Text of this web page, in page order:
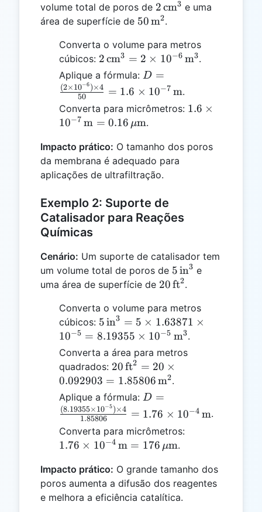
volume total de poros de 2 \,
\text{cm}^3
2cm3 e uma
área de superfície de 50 \,
50m2.
Converta o volume para metros
cúbicos: 2 \,
\text{cm}^3
= 2 \times
10^{-6} \,
\text{m}^3
2cm3 = 2 × 10−6 m3.
Aplique a fórmula: D =
\frac{(2
\times
10^{-6})
\times 4}
{50} =
1.6
\times
10^{-7}
\text{m}
D =
50
(2×10−6)×4 = 1.6 × 10−7 m.
Converta para micrômetros: 1.6 \times
0.16 \,
1.6 ×
10−7 m = 0.16 μm.
Impacto prático: O tamanho dos poros
da membrana é adequado para
aplicações de ultrafiltração.
Exemplo 2: Suporte de
Catalisador para Reações
Químicas
Cenário: Um suporte de catalisador tem
um volume total de poros de 5 \,
\text{in}^3
5in3 e
uma área de superfície de 20 \,
20ft2.
Converta o volume para metros
cúbicos: 5 \,
\text{in}^3
= 5 \times
1.63871
\times
10^{-5} =
8.19355
\times
10^{-5} \,
\text{m}^3
5in3 = 5 × 1.63871 ×
10−5 = 8.19355 × 10−5 m3.
Converta a área para metros
quadrados: 20 \,
\text{ft}^2
= 20 \times
0.092903 =
1.85806 \,
\text{m}^2
20ft2 = 20 ×
0.092903 = 1.85806m2.
Aplique a fórmula: D =
\frac{(8.19355
10^{-5})
\times 4}
{1.85806} =
1.76 \times
10^{-4} \,
\text{m}
D =
1.85806
(8.19355×10−5)×4 = 1.76 × 10−4 m.
Converta para micrômetros:
176 \,
\mu\text{m}
1.76 × 10−4 m = 176 μm.
Impacto prático: O grande tamanho dos
poros aumenta a difusão dos reagentes
e melhora a eficiência catalítica.